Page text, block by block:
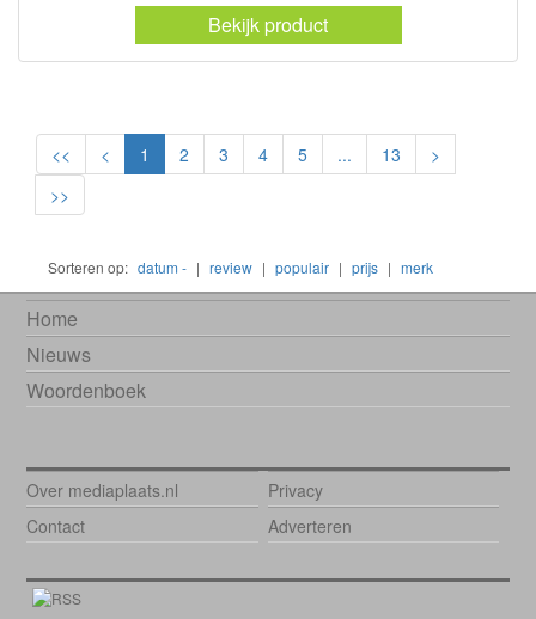
Bekijk product
<< < 1 2 3 4 5 ... 13
>
>>
Sorteren op: datum - | review | populair | prijs | merk
Home
Nieuws
Woordenboek
Over mediaplaats.nl
Privacy
Contact
Adverteren